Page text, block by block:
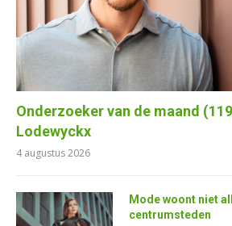
Onderzoeker van de maand
Lodewyckx
4 augustus 2026
Mode woont niet
centrumsteden